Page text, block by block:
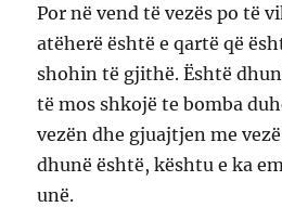
Por në vend të vezës po të
atëherë është e qartë që
shohin të gjithë. Është
të mos shkojë te bomba
vezën dhe gjuajtjen me
dhunë është, kështu e ka
unë.